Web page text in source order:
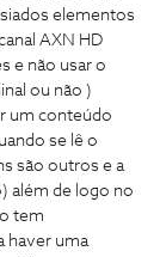
elementos
AXN HD
e não usar o
ou não )
um conteúdo
se lê o
são outros e a
além de logo no
tem
haver uma